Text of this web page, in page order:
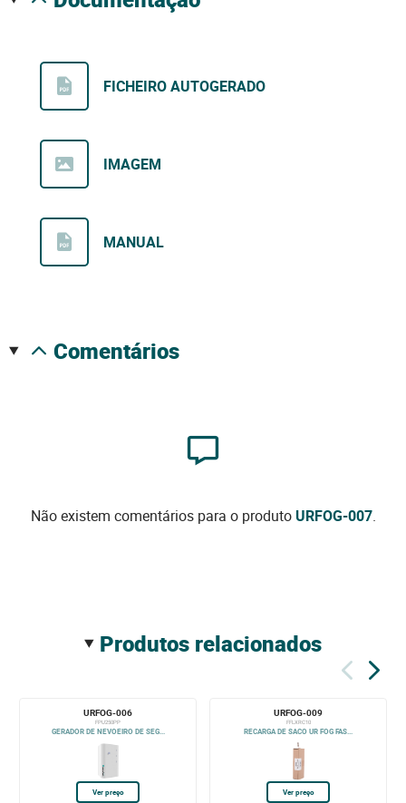
FICHEIRO AUTOGERADO
IMAGEM
MANUAL
comentários
Não existem comentários para o produtoURFOG-007.
produtos relacionados
URFOG-006
FPU250PP
GERADOR DE NEVOEIRO DE SEG...
Ver preço
URFOG-009
FFLXRC10
RECARGA DE SACO UR FOG FAS...
Ver preço